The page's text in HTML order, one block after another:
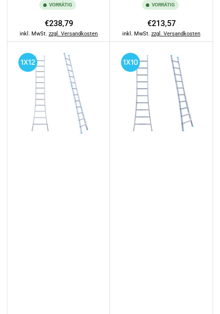
VORRÄTIG
Normaler
Preis
€238,79
inkl. MwSt. zzgl. Versandkosten
VORRÄTIG
Normaler
Preis
€213,57
inkl. MwSt. zzgl. Versandkosten